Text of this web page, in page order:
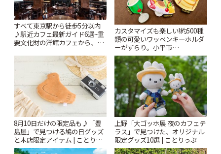
すべて東京駅から徒歩5分以内
♪駅近カフェ最新ガイド6選~重
要文化財の洋館カフェから、改
カスタマイズも楽しい!約500種
類の可愛いワッペンキーホルダ
ーがずらり。小平市
「Kimamaya T&K」 | ことりっ
ぷ
8月10日だけの限定品も♪「豊
島屋」で見つける鳩の日グッズ
と本店限定アイテム | ことりっ
ぷ
上野「大ゴッホ展 夜のカフェテ
ラス」で見つけた、オリジナル
限定グッズ10選 | ことりっぷ